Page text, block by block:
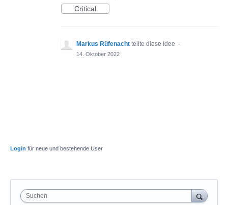
Critical
Markus Rüfenacht teilte diese Idee ·
14. Oktober 2022
Login für neue und bestehende User
Suchen